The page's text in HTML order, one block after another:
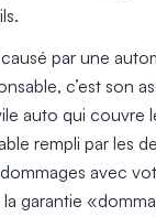
par une
c’est son
auto qui couvre
rempli par les
avec
garantie